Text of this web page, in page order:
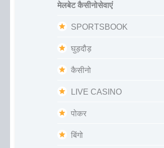
मेलबेट कैसीनोसेवाएं
SPORTSBOOK
घुड़दौड़
कैसीनो
LIVE CASINO
पोकर
बिंगो